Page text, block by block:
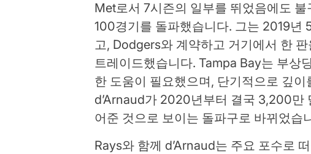
Met로서 7시즌의 일부를 뛰었음에도
100경기를 돌파했습니다. 그는 2019년
고, Dodgers와 계약하고 거기에서 한
트레이드했습니다. Tampa Bay는 부상
한 도움이 필요했으며, 단기적으로 깊
d’Arnaud가 2020년부터 결국 3,200만
어준 것으로 보이는 돌파구로 바뀌었습
Rays와 함께 d’Arnaud는 주요 포수로